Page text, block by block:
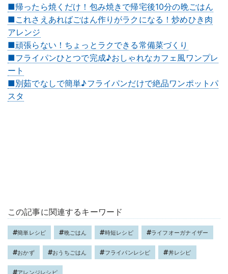
■帰ったら焼くだけ！包み焼きで帰宅後10分の晩ごはん
■これさえあればごはん作りがラクになる！炒めひき肉
アレンジ
■頑張らない！ちょっとラクできる常備菜づくり
■フライパンひとつで完成♪おしゃれなカフェ風ワンプレ
ート
■別茹でなしで簡単♪フライパンだけで絶品ワンポットパ
スタ
この記事に関連するキーワード
簡単レシピ 晩ごはん 時短レシピ ライフオーガナイザー
おかず おうちごはん フライパンレシピ 丼レシピ